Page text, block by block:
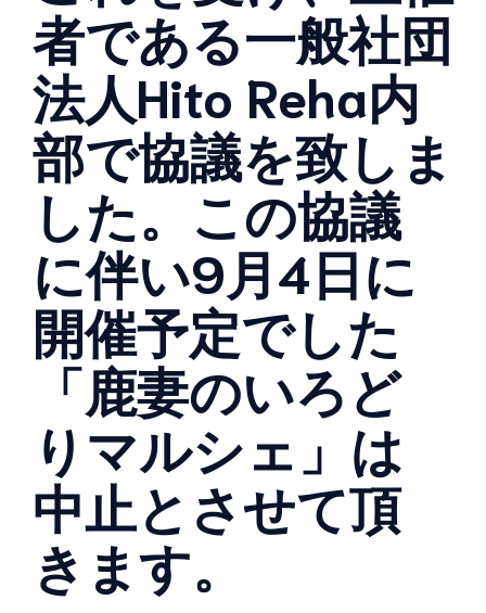
者である一般社団
法人Hito Reha内
部で協議を致しま
した。この協議
に伴い9月4日に
開催予定でした
「鹿妻のいろど
りマルシェ」は
中止とさせて頂
きます。